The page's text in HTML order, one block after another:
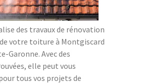
des travaux de rénovation
votre toiture à Montgiscard
Garonne. Avec des
elle peut vous
tous vos projets de